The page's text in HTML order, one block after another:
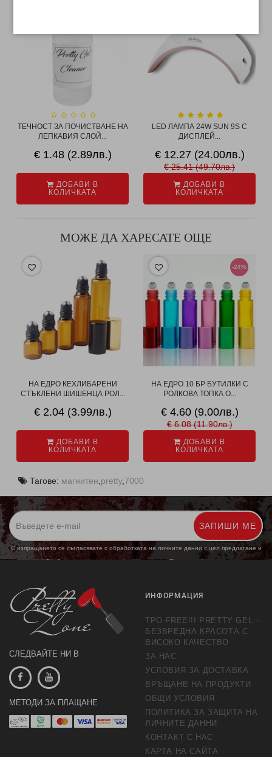
ТЕЧНОСТ ЗА ПОЧИСТВАНЕ НА
ЛЕПКАВИЯ СЛОЙ...
€ 1.48 (2.89лв.)
ДОБАВИ В
КОЛИЧКАТА
LED ЛАМПА 24W SUN 9S С
ДИСПЛЕЙ...
€ 12.27 (24.00лв.)
€ 25.41 (49.70лв.)
ДОБАВИ В
КОЛИЧКАТА
МОЖЕ ДА ХАРЕСАТЕ ОЩЕ
НА ЕДРО КЕХЛИБАРЕНИ
СТЪКЛЕНИ ШИШЕНЦА РОЛ...
€ 2.04 (3.99лв.)
ДОБАВИ В
КОЛИЧКАТА
-24%
НА ЕДРО 10 БР БУТИЛКИ С
РОЛКОВА ТОПКА О...
€ 4.60 (9.00лв.)
€ 6.08 (11.90лв.)
ДОБАВИ В
КОЛИЧКАТА
Тагове: магнитен pretty, 7000
ЗАПИШИ МЕ
С изпращането се съгласявате с обработката на личните данни с цел предлагане и
обработка на маркетингови предложения. Повече информация
СЛЕДВАЙТЕ НИ В
МЕТОДИ ЗА ПЛАЩАНЕ
ИНФОРМАЦИЯ
TPO-FREE!!! PRETTY GEL –
БЕЗВРЕДНА КРАСОТА С
ВИСОКО КАЧЕСТВО
ЗА НАС
УСЛОВИЯ ЗА ДОСТАВКА
ВРЪЩАНЕ НА ПРОДУКТИ
ОБЩИ УСЛОВИЯ
ПОЛИТИКА ЗА ЗАЩИТА НА
ЛИЧНИТЕ ДАННИ
КОНТАКТ С НАС
КАРТА НА САЙТА